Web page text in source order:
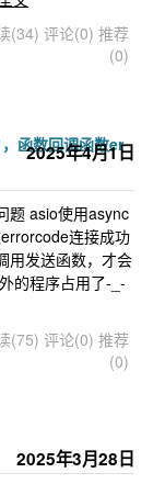
(34) 评论(0) 推荐
(0)
2025年4月1日
函数回调函数er
题 asio使用async
连接成功
用发送函数，才会
的程序占用了-_-
(75) 评论(0) 推荐
(0)
2025年3月28日